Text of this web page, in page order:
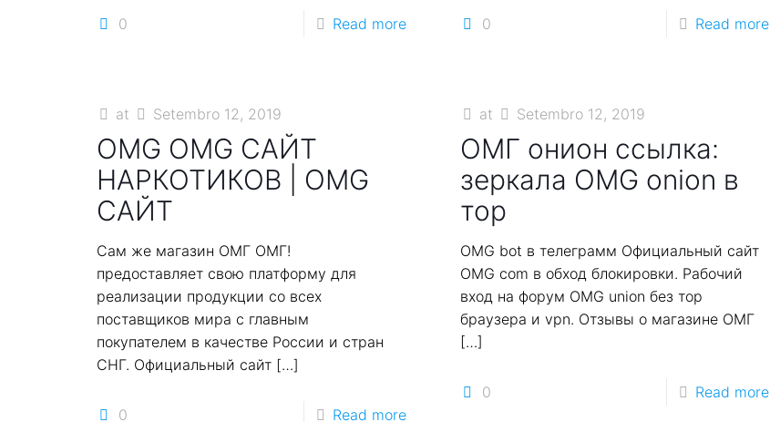
0 Read more 0 Read more
at Setembro 12, 2019
OMG OMG САЙТ
НАРКОТИКОВ | OMG
САЙТ
Сам же магазин ОМГ ОМГ!
предоставляет свою платформу для
реализации продукции со всех
поставщиков мира с главным
покупателем в качестве России и стран
СНГ. Официальный сайт[…]
0 Read more
at Setembro 12, 2019
ОМГ онион ссылка:
зеркала OMG onion в
тор
OMG bot в телеграмм Официальный сайт
OMG com в обход блокировки. Рабочий
вход на форум OMG union без тор
браузера и vpn. Отзывы о магазине ОМГ
[…]
0 Read more